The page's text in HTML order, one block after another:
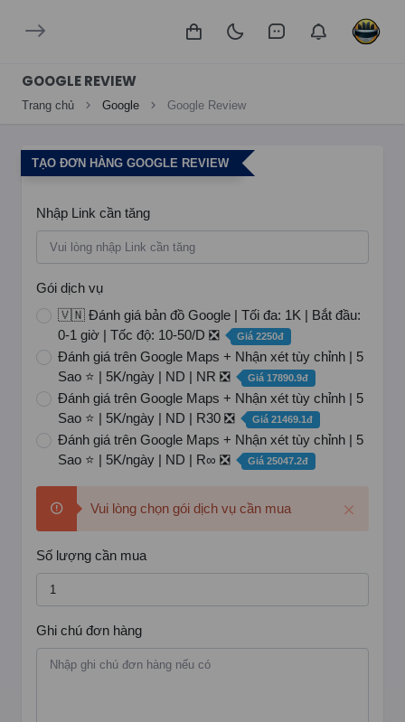
GOOGLE REVIEW
Trang chủ Google Google Review
TẠO ĐƠN HÀNG GOOGLE REVIEW
Nhập Link cần tăng
Gói dịch vụ
🇻🇳 Đánh giá bản đồ Google | Tối đa: 1K | Bắt đầu:
0-1 giờ | Tốc độ: 10-50/D ❎
Giá 2250đ
Đánh giá trên Google Maps + Nhận xét tùy chỉnh | 5
Sao ⭐ | 5K/ngày | ND | NR ❎
Giá 17890.9đ
Đánh giá trên Google Maps + Nhận xét tùy chỉnh | 5
Sao ⭐ | 5K/ngày | ND | R30 ❎
Giá 21469.1đ
Đánh giá trên Google Maps + Nhận xét tùy chỉnh | 5
Sao ⭐ | 5K/ngày | ND | R∞ ❎
Giá 25047.2đ
Vui lòng chọn gói dịch vụ cần mua
Số lượng cần mua
Ghi chú đơn hàng